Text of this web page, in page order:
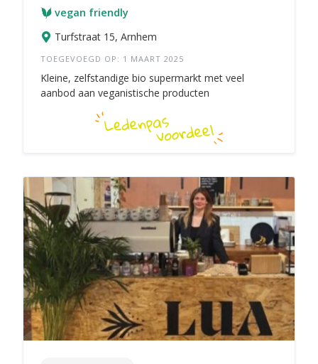
vegan friendly
Turfstraat 15, Arnhem
TOEGEVOEGD OP: 1 MAART 2025
Kleine, zelfstandige bio supermarkt met veel
aanbod aan veganistische producten